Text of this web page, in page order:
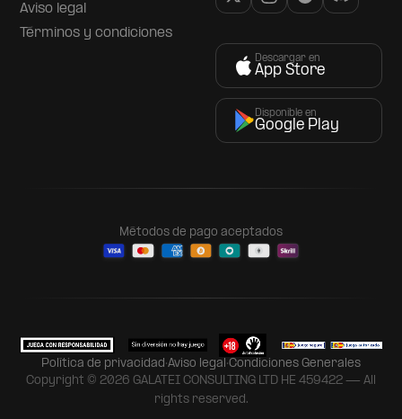
Aviso legal
Términos y condiciones
Descargar en
App Store
Disponible en
Google Play
Métodos de pago aceptados
Política de privacidad·Aviso legal·Condiciones Generales
Copyright © 2026 GALATEI CONSULTING LTD HE 459422 — All
rights reserved.